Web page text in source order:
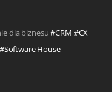
dla biznesu#CRM #CX
House